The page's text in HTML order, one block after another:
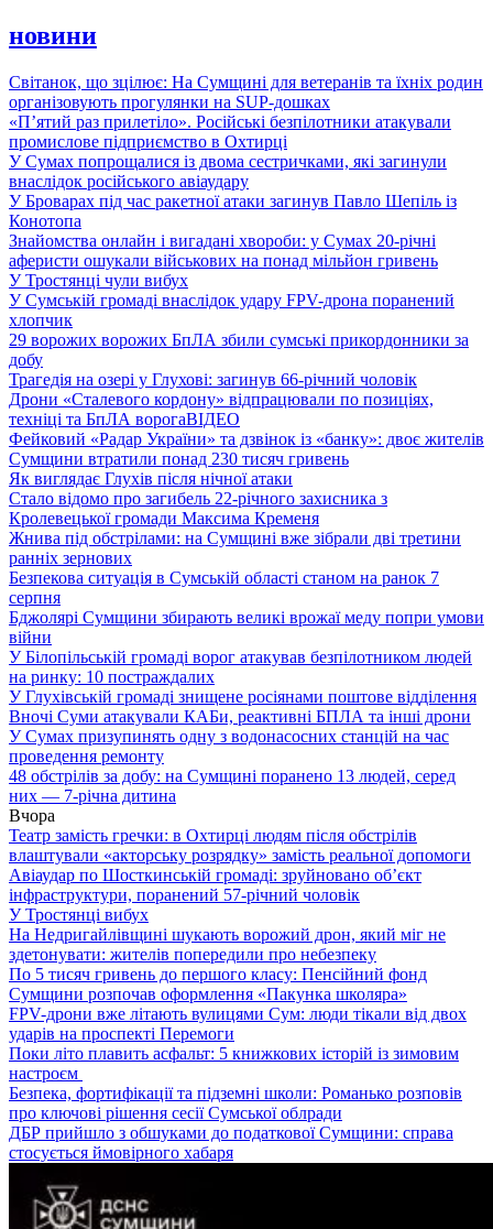
новини
Світанок, що зцілює: На Сумщині для ветеранів та їхніх родин
організовують прогулянки на SUP-дошках
«П’ятий раз прилетіло». Російські безпілотники атакували
промислове підприємство в Охтирці
У Сумах попрощалися із двома сестричками, які загинули
внаслідок російського авіаудару
У Броварах під час ракетної атаки загинув Павло Шепіль із
Конотопа
Знайомства онлайн і вигадані хвороби: у Сумах 20-річні
аферисти ошукали військових на понад мільйон гривень
У Тростянці чули вибух
У Сумській громаді внаслідок удару FPV-дрона поранений
хлопчик
29 ворожих ворожих БпЛА збили сумські прикордонники за
добу
Трагедія на озері у Глухові: загинув 66-річний чоловік
Дрони «Сталевого кордону» відпрацювали по позиціях,
техніці та БпЛА ворогаВІДЕО
Фейковий «Радар України» та дзвінок із «банку»: двоє жителів
Сумщини втратили понад 230 тисяч гривень
Як виглядає Глухів після нічної атаки
Стало відомо про загибель 22-річного захисника з
Кролевецької громади Максима Кременя
Жнива під обстрілами: на Сумщині вже зібрали дві третини
ранніх зернових
Безпекова ситуація в Сумській області станом на ранок 7
серпня
Бджолярі Сумщини збирають великі врожаї меду попри умови
війни
У Білопільській громаді ворог атакував безпілотником людей
на ринку: 10 постраждалих
У Глухівській громаді знищене росіянами поштове відділення
Вночі Суми атакували КАБи, реактивні БПЛА та інші дрони
У Сумах призупинять одну з водонасосних станцій на час
проведення ремонту
48 обстрілів за добу: на Сумщині поранено 13 людей, серед
них — 7-річна дитина
Вчора
Театр замість гречки: в Охтирці людям після обстрілів
влаштували «акторську розрядку» замість реальної допомоги
Авіаудар по Шосткинській громаді: зруйновано об’єкт
інфраструктури, поранений 57-річний чоловік
У Тростянці вибух
На Недригайлівщині шукають ворожий дрон, який міг не
здетонувати: жителів попередили про небезпеку
По 5 тисяч гривень до першого класу: Пенсійний фонд
Сумщини розпочав оформлення «Пакунка школяра»
FPV-дрони вже літають вулицями Сум: люди тікали від двох
ударів на проспекті Перемоги
Поки літо плавить асфальт: 5 книжкових історій із зимовим
настроєм
Безпека, фортифікації та підземні школи: Романько розповів
про ключові рішення сесії Сумської облради
ДБР прийшло з обшуками до податкової Сумщини: справа
стосується ймовірного хабаря